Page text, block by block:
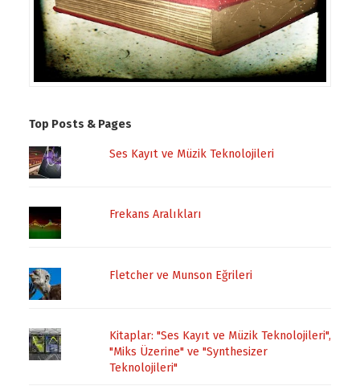
Top Posts & Pages
Ses Kayıt ve Müzik Teknolojileri
Frekans Aralıkları
Fletcher ve Munson Eğrileri
Kitaplar: "Ses Kayıt ve Müzik Teknolojileri",
"Miks Üzerine" ve "Synthesizer
Teknolojileri"